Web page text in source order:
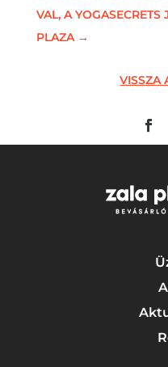
VAL, A
PLAZA→
VISSZA